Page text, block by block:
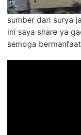
sumber dari surya
ini saya share ya
semoga